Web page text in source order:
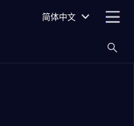
简体中文